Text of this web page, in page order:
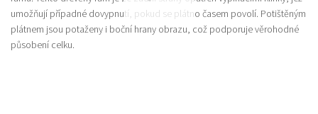
umožňují případné dovypnutí, pokud se plátno časem povolí. Potištěným
plátnem jsou potaženy i boční hrany obrazu, což podporuje věrohodné
působení celku.